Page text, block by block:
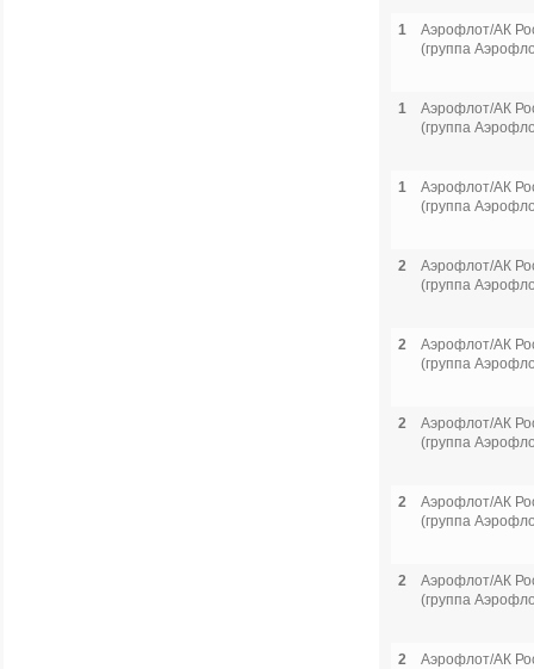
1
Аэрофлот/АК
(группа
1
Аэрофлот/АК
(группа
1
Аэрофлот/АК
(группа
2
Аэрофлот/АК
(группа
2
Аэрофлот/АК
(группа
2
Аэрофлот/АК
(группа
2
Аэрофлот/АК
(группа
2
Аэрофлот/АК
(группа
2
Аэрофлот/АК